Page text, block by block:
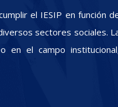
el IESIP en función
sectores sociales.
en el campo